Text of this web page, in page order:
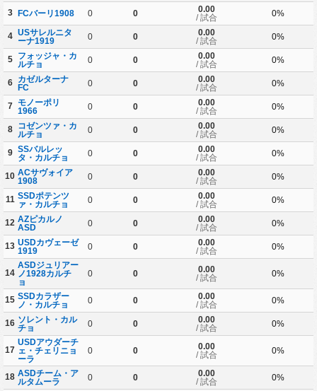
3 FCバーリ1908 0 0
0.00
/ 試合
0%
4
USサレルニタ
ーナ1919
0 0
0.00
/ 試合
0%
5
フォッジャ・カ
ルチョ
0 0
0.00
/ 試合
0%
6
カゼルターナ
FC
0 0
0.00
/ 試合
0%
7
モノーポリ
1966
0 0
0.00
/ 試合
0%
8
コゼンツァ・カ
ルチョ
0 0
0.00
/ 試合
0%
9
SSバルレッ
タ・カルチョ
0 0
0.00
/ 試合
0%
10 ACサヴォイア
1908
0 0
0.00
/ 試合
0%
11 SSDポテンツ
ァ・カルチョ
0 0
0.00
/ 試合
0%
12 AZピカルノ
ASD
0 0
0.00
/ 試合
0%
13 USDカヴェーゼ
1919
0 0
0.00
/ 試合
0%
14
ASDジュリアー
ノ1928カルチ
ョ
0 0
0.00
/ 試合
0%
15 SSDカラザー
ノ・カルチョ
0 0
0.00
/ 試合
0%
16 ソレント・カル
チョ
0 0
0.00
/ 試合
0%
17
USDアウダーチ
ェ・チェリニョ
ーラ
0 0
0.00
/ 試合
0%
18 ASDチーム・ア
ルタムーラ
0 0
0.00
/ 試合
0%